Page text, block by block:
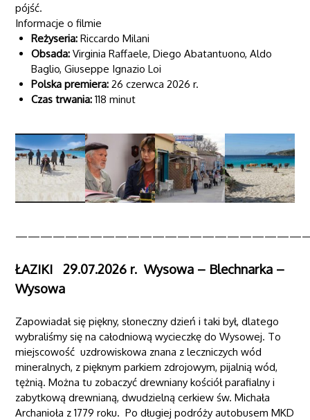
pójść.
Informacje o filmie
Reżyseria:Riccardo Milani
Obsada:Virginia Raffaele, Diego Abatantuono, Aldo
Baglio, Giuseppe Ignazio Loi
Polska premiera:26 czerwca 2026 r.
Czas trwania:118 minut
ŁAZIKI 29.07.2026 r. Wysowa – Blechnarka –
Wysowa
Zapowiadał się piękny, słoneczny dzień i taki był, dlatego
wybraliśmy się na całodniową wycieczkę do Wysowej. To
miejscowość uzdrowiskowa znana z leczniczych wód
mineralnych, z pięknym parkiem zdrojowym, pijalnią wód,
tężnią. Można tu zobaczyć drewniany kościół parafialny i
zabytkową drewnianą, dwudzielną cerkiew św. Michała
Archanioła z 1779 roku. Po długiej podróży autobusem MKD